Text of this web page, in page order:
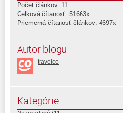
Počet článkov: 11
Celková čítanosť: 51663x
Priemerná čítanosť článkov: 4697x
Autor blogu
travelco
Kategórie